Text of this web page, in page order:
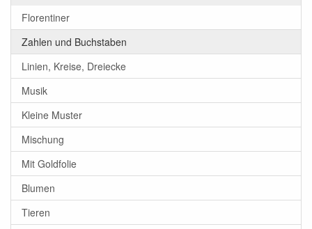
Florentiner
Zahlen und Buchstaben
Linien, Kreise, Dreiecke
Musik
Kleine Muster
Mischung
Mit Goldfolie
Blumen
Tieren